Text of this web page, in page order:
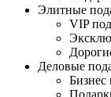
Элитные
VIP
Деловые
Бизнес